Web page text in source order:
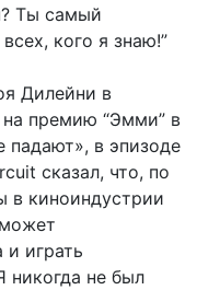
Ты самый
кого я знаю!”
Дилейни в
премию “Эмми” в
падают», в эпизоде
сказал, что, по
в киноиндустрии
и играть
никогда не был